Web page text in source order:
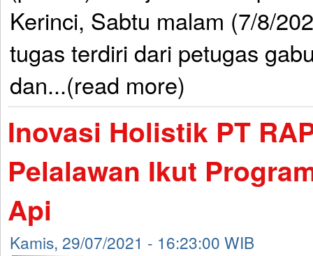
Kerinci, Sabtu malam (7/8/
tugas terdiri dari petugas
dan...(read more)
Inovasi Holistik PT
Pelalawan Ikut
Api
Kamis, 29/07/2021 - 16:23:00 WIB